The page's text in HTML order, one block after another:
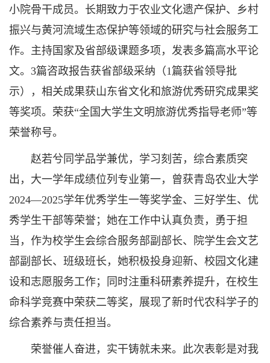
小院骨干成员。长期致力于农业文化遗产保护、乡村
振兴与黄河流域生态保护等领域的研究与社会服务工
作。主持国家及省部级课题多项，发表多篇高水平论
文。3篇咨政报告获省部级采纳（1篇获省领导批
示），相关成果获山东省文化和旅游优秀研究成果奖
等奖项。荣获“全国大学生文明旅游优秀指导老师”等
荣誉称号。
赵若兮同学品学兼优，学习刻苦，综合素质突
出，大一学年成绩位列专业第一，曾获青岛农业大学
2024—2025学年优秀学生一等奖学金、三好学生、优
秀学生干部等荣誉；她在工作中认真负责，勇于担
当，作为校学生会综合服务部副部长、院学生会文艺
部副部长、班级班长，她积极投身迎新、校园文化建
设和志愿服务工作；同时注重科研素养提升，在校生
命科学竞赛中荣获二等奖，展现了新时代农科学子的
综合素养与责任担当。
荣誉催人奋进，实干铸就未来。此次表彰是对我